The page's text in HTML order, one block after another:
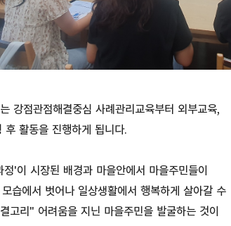
강점관점해결중심 사례관리교육부터 외부교육,
활동을 진행하게 됩니다.
'이 시장된 배경과 마을안에서 마을주민들이
습에서 벗어나 일상생활에서 행복하게 살아갈 수
리" 어려움을 지닌 마을주민을 발굴하는 것이